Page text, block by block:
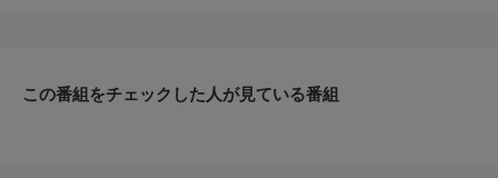
この番組をチェックした人が見ている番組